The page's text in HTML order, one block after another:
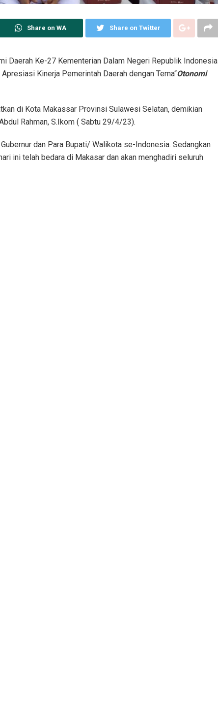
Share on WA Share on Twitter
Daerah Ke-27 Kementerian Dalam Negeri Republik Indonesia
Kinerja Pemerintah Daerah dengan Tema“Otonomi
di Kota Makassar Provinsi Sulawesi Selatan, demikian
Rahman, S.Ikom ( Sabtu 29/4/23).
dan Para Bupati/ Walikota se-Indonesia. Sedangkan
ini telah bedara di Makasar dan akan menghadiri seluruh